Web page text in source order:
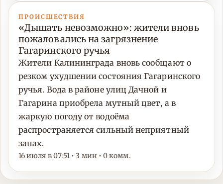
ПРОИСШЕСТВИЯ
«Дышать невозможно»: жители вновь
пожаловались на загрязнение
Гагаринского ручья
Жители Калининграда вновь сообщают о
резком ухудшении состояния Гагаринского
ручья. Вода в районе улиц Дачной и
Гагарина приобрела мутный цвет, а в
жаркую погоду от водоёма
распространяется сильный неприятный
запах.
16 июля в 07:51 • 3 мин • 0 комм.